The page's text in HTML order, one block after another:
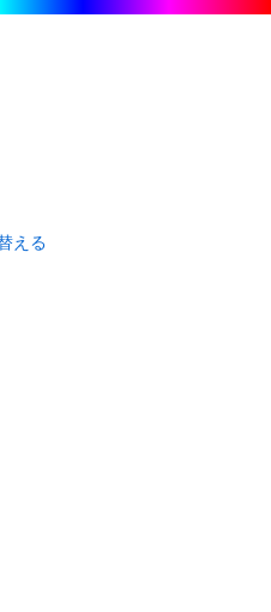
える